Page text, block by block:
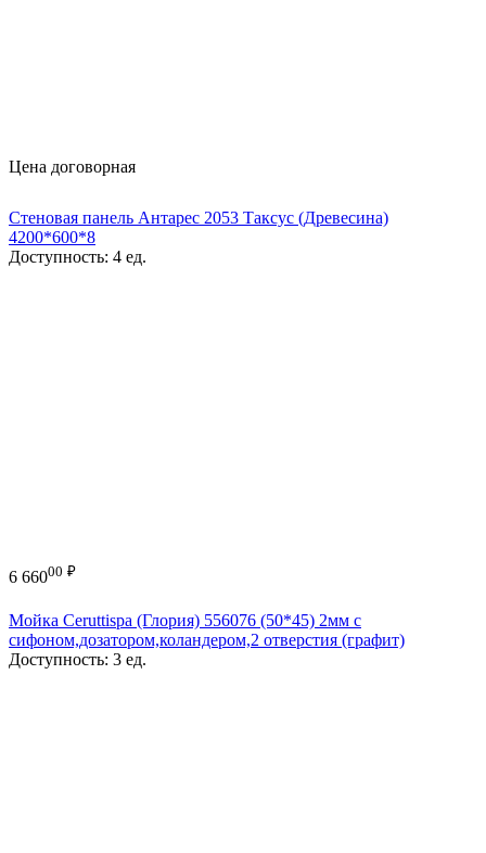
Цена договорная
Стеновая панель Антарес 2053 Таксус (Древесина)
4200*600*8
Доступность: 4 ед.
6 66000 ₽
Мойка Ceruttispa (Глория) 556076 (50*45) 2мм с
сифоном,дозатором,коландером,2 отверстия (графит)
Доступность: 3 ед.